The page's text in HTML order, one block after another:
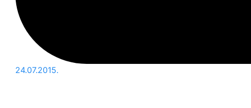
24.07.2015.